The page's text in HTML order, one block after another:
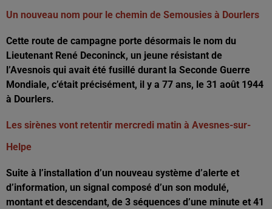
Un nouveau nom pour le chemin de Semousies à Dourlers
Cette route de campagne porte désormais le nom du
Lieutenant René Deconinck, un jeune résistant de
l’Avesnois qui avait été fusillé durant la Seconde Guerre
Mondiale, c’était précisément, il y a 77 ans, le 31 août 1944
à Dourlers.
Les sirènes vont retentir mercredi matin à Avesnes-sur-
Helpe
Suite à l’installation d’un nouveau système d’alerte et
d’information, un signal composé d’un son modulé,
montant et descendant, de 3 séquences d’une minute et 41